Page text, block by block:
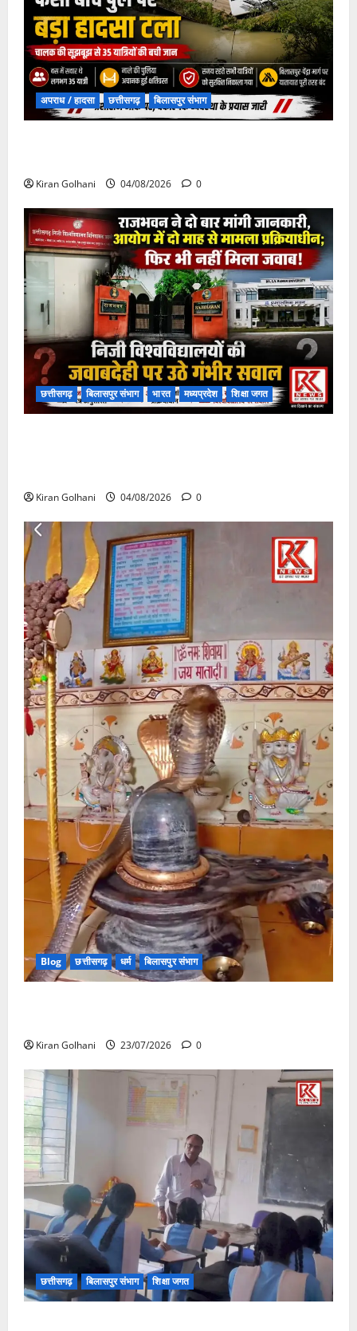
अपराध / हादसा छत्तीसगढ़ बिलासपुर संभाग
Kiran Golhani 04/08/2026 0
छत्तीसगढ़ बिलासपुर संभाग भारत मध्यप्रदेश शिक्षा जगत
Kiran Golhani 04/08/2026 0
Blog छत्तीसगढ़ धर्म बिलासपुर संभाग
Kiran Golhani 23/07/2026 0
छत्तीसगढ़ बिलासपुर संभाग शिक्षा जगत